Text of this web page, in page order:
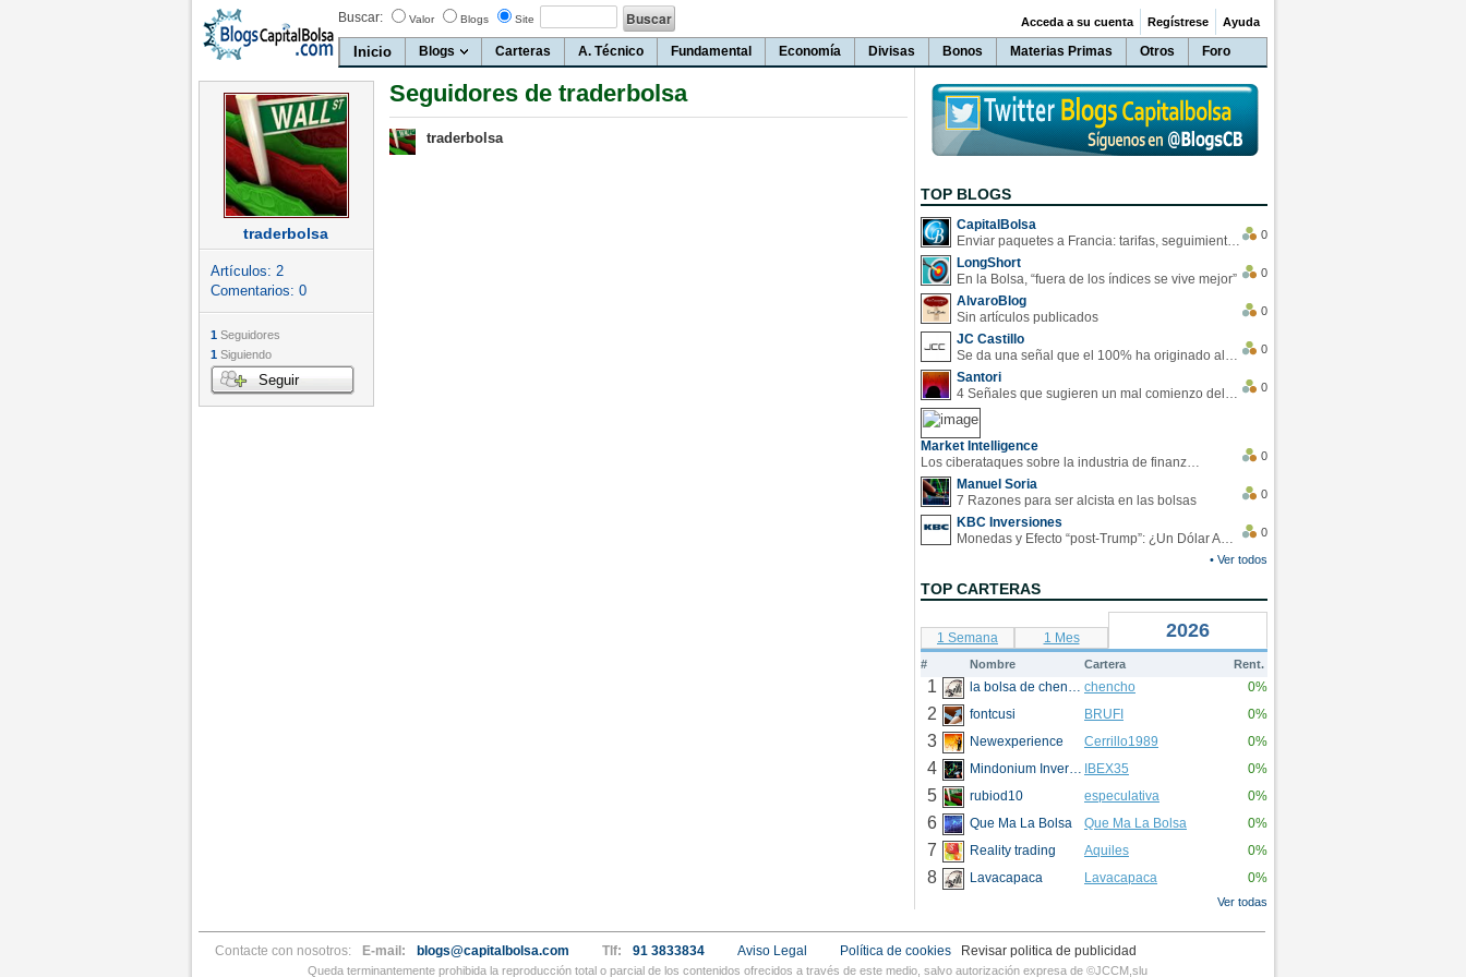
Buscar: Valor Blogs Site
Inicio Blogs Carteras A. Técnico Fundamental Economía Divisas Bonos Materias Primas Otros Foro
Acceda a su cuenta Regístrese Ayuda
traderbolsa
Artículos: 2
Comentarios: 0
1 Seguidores
1 Siguiendo
Seguir
Seguidores de traderbolsa
traderbolsa
TOP BLOGS
CapitalBolsa
Enviar paquetes a Francia: tarifas, seguimiento y ventajas destacadas
0
LongShort
En la Bolsa, “fuera de los índices se vive mejor”
0
AlvaroBlog
Sin artículos publicados
0
JC Castillo
Se da una señal que el 100% ha originado alzas en las bolsas
0
Santori
4 Señales que sugieren un mal comienzo del 3T de la economía EEUU
0
Market Intelligence
Los ciberataques sobre la industria de finanzas se han duplicado este año
0
Manuel Soria
7 Razones para ser alcista en las bolsas
0
KBC Inversiones
Monedas y Efecto “post-Trump”: ¿Un Dólar Americano operando en rangos?
0
• Ver todos
TOP CARTERAS
1 Semana 1 Mes 2026
# Nombre Cartera Rent.
1 la bolsa de chencho chencho 0%
2 fontcusi BRUFI 0%
3 Newexperience Cerrillo1989 0%
4 Mindonium Inversions IBEX35 0%
5 rubiod10 especulativa 0%
6 Que Ma La Bolsa Que Ma La Bolsa 0%
7 Reality trading Aquiles 0%
8 Lavacapaca Lavacapaca 0%
Ver todas
Contacte con nosotros: E-mail: blogs@capitalbolsa.com Tlf: 91 3833834 Aviso Legal Revisar politica de publicidad
Política de cookies
Queda terminantemente prohibida la reproducción total o parcial de los contenidos ofrecidos a través de este medio, salvo autorización expresa de ©JCCM,slu